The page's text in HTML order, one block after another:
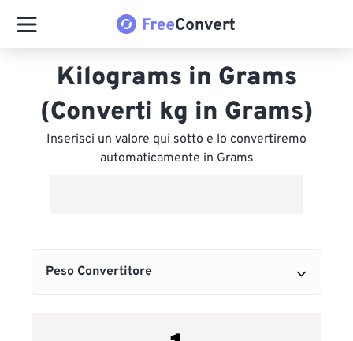
Kilograms in Grams
(Converti kg in Grams)
Inserisci un valore qui sotto e lo convertiremo
automaticamente in Grams